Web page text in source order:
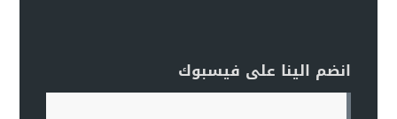
انضم الينا على فيسبوك